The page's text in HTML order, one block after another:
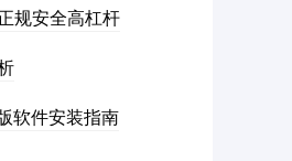
规安全高杠杆
软件安装指南